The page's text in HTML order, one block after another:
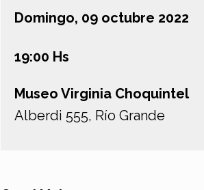
Domingo, 09 octubre 2022
19:00 Hs
Museo Virginia Choquintel
Alberdi 555, Río Grande